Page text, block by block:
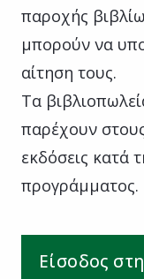
παροχής
μπορούν να
αίτηση τους.
Τα
παρέχουν
εκδόσεις κατά
προγράμματος.
Είσοδος